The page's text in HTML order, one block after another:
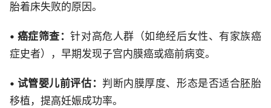
胎着床失败的原因。
• 癌症筛查：针对高危人群（如绝经后女性、有家族癌
症史者），早期发现子宫内膜癌或癌前病变。
• 试管婴儿前评估：判断内膜厚度、形态是否适合胚胎
移植，提高妊娠成功率。